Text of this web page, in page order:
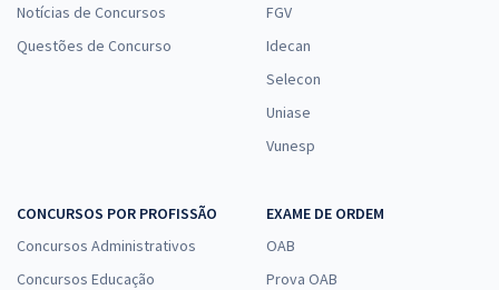
Notícias de Concursos
Questões de Concurso
FGV
Idecan
Selecon
Uniase
Vunesp
CONCURSOS POR PROFISSÃO
Concursos Administrativos
Concursos Educação
EXAME DE ORDEM
OAB
Prova OAB